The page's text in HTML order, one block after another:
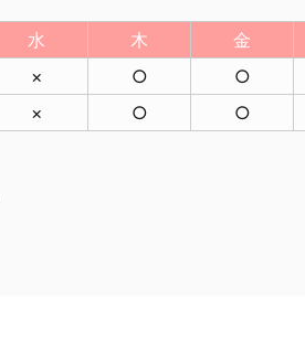
水 木 金
× ○ ○
× ○ ○